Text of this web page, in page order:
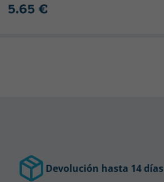
5.65 €
Devolución hasta 14 días